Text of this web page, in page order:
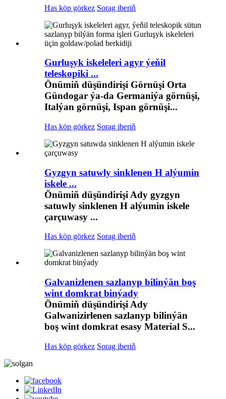
Has köp görkez Sorag iberiň
Gurluşyk iskeleleri agyr ýeňil
teleskopiki ...
Önümiň düşündirişi Görnüşi Orta
Gündogar ýa-da Germaniýa görnüşi,
Italýan görnüşi, Ispan görnüşi...
Has köp görkez Sorag iberiň
Gyzgyn satuwly sinklenen H alýumin
iskele ...
Önümiň düşündirişi Ady gyzgyn
satuwly sinklenen H alýumin iskele
çarçuwasy ...
Has köp görkez Sorag iberiň
Galvanizlenen sazlanyp bilinýän boş
wint domkrat binýady
Önümiň düşündirişi Ady
Galwanizirlenen sazlanyp bilinýän
boş wint domkrat esasy Material S...
Has köp görkez Sorag iberiň